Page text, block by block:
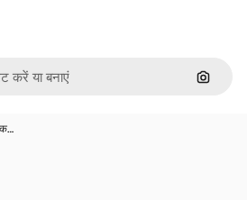
इमेज से